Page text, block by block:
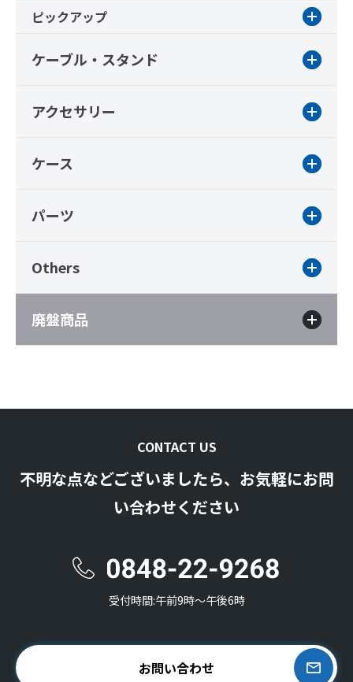
ピックアップ
ケーブル・スタンド
アクセサリー
ケース
パーツ
Others
廃盤商品
CONTACT US
不明な点などございましたら、お気軽にお問
い合わせください
受付時間:午前9時〜午後6時
お問い合わせ